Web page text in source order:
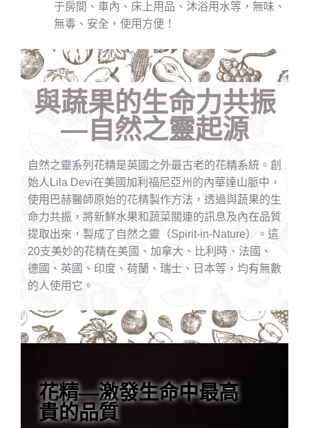
于房間、車內、床上用品、沐浴用水等，無味、
無毒、安全，使用方便！
與蔬果的生命力共振
—自然之靈起源
自然之靈系列花精是英國之外最古老的花精系統。創
始人Lila Devi在美國加利福尼亞州的內華達山脈中，
使用巴赫醫師原始的花精製作方法，透過與蔬果的生
命力共振，將新鮮水果和蔬菜關連的訊息及內在品質
提取出來，製成了自然之靈（Spirit-in-Nature）。這
20支美妙的花精在美國、加拿大、比利時、法國、
德國、英國、印度、荷蘭、瑞士、日本等，均有無數
的人使用它。
花精—激發生命中最高
貴的品質